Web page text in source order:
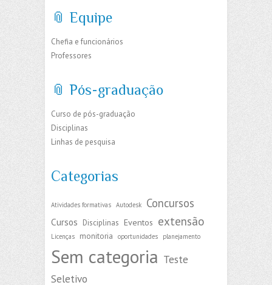
📎 Equipe
Chefia e funcionários
Professores
📎 Pós-graduação
Curso de pós-graduação
Disciplinas
Linhas de pesquisa
Categorias
Atividades formativas Autodesk Concursos
Cursos Disciplinas Eventos extensão
Licenças monitoria oportunidades planejamento
Sem categoria Teste
Seletivo